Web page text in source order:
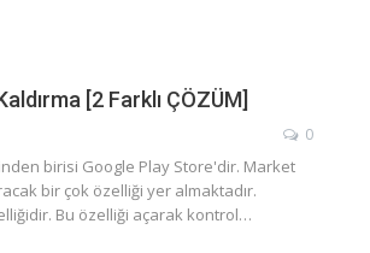
[2 Farklı ÇÖZÜM]
0
birisi Google Play Store'dir. Market
bir çok özelliği yer almaktadır.
Bu özelliği açarak kontrol…